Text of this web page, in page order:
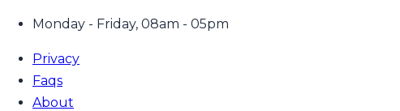
Monday - Friday, 08am - 05pm
Privacy
Faqs
About